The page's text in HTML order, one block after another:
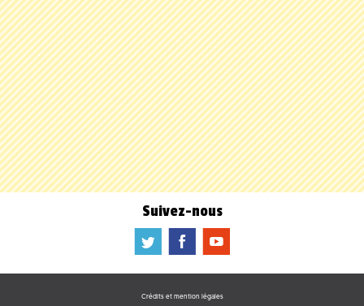
Suivez-nous
a b f
Crédits et mention légales